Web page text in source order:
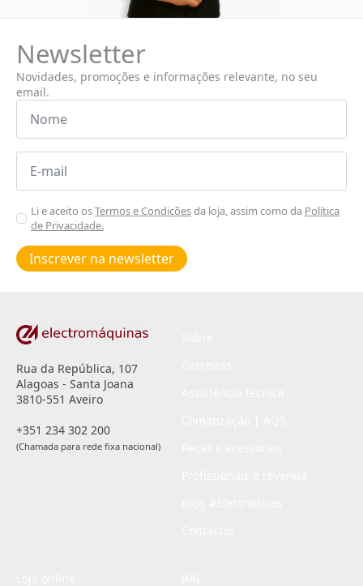
Newsletter
Novidades, promoções e informações relevante, no seu
email.
Nome
Email
Aceitar
Poiticas
de
privacidade
Li e aceito osTermos e Condiçõesda loja, assim como da Política
de Privacidade.
Inscrever na newsletter
Rua da República, 107
Alagoas - Santa Joana
3810-551 Aveiro
+351 234 302 200
(Chamada para rede fixa nacional)